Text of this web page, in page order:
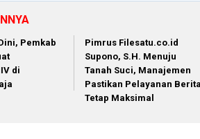
Pemkab
di
Pimrus Filesatu.co.id
Supono, S.H. Menuju
Tanah Suci, Manajemen
Pastikan Pelayanan Berita
Tetap Maksimal